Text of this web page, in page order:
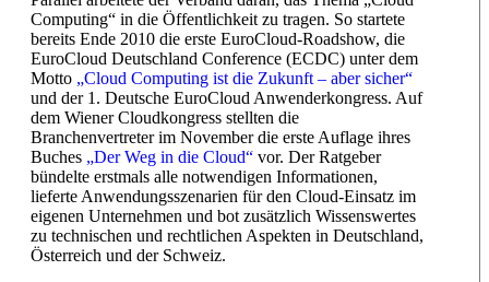
Computing“ in die Öffentlichkeit zu tragen. So startete
bereits Ende 2010 die erste EuroCloud-Roadshow, die
EuroCloud Deutschland Conference (ECDC) unter dem
Motto „Cloud Computing ist die Zukunft – aber sicher“
und der 1. Deutsche EuroCloud Anwenderkongress. Auf
dem Wiener Cloudkongress stellten die
Branchenvertreter im November die erste Auflage ihres
Buches „Der Weg in die Cloud“ vor. Der Ratgeber
bündelte erstmals alle notwendigen Informationen,
lieferte Anwendungsszenarien für den Cloud-Einsatz im
eigenen Unternehmen und bot zusätzlich Wissenswertes
zu technischen und rechtlichen Aspekten in Deutschland,
Österreich und der Schweiz.